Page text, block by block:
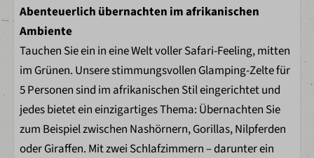
Küche
Küchenbereich
Nespresso
Wasserkocher
Geschirr
Besteck
Küchengeräte
Abenteuerlich übernachten im afrikanischen
Ambiente
Tauchen Sie ein in eine Welt voller Safari-Feeling, mitten
im Grünen. Unsere stimmungsvollen Glamping-Zelte für
5 Personen sind im afrikanischen Stil eingerichtet und
jedes bietet ein einzigartiges Thema: Übernachten Sie
zum Beispiel zwischen Nashörnern, Gorillas, Nilpferden
oder Giraffen. Mit zwei Schlafzimmern – darunter ein